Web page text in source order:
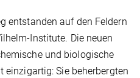
entstanden auf den Feldern
Institute. Die neuen
und biologische
einzigartig: Sie beherbergten